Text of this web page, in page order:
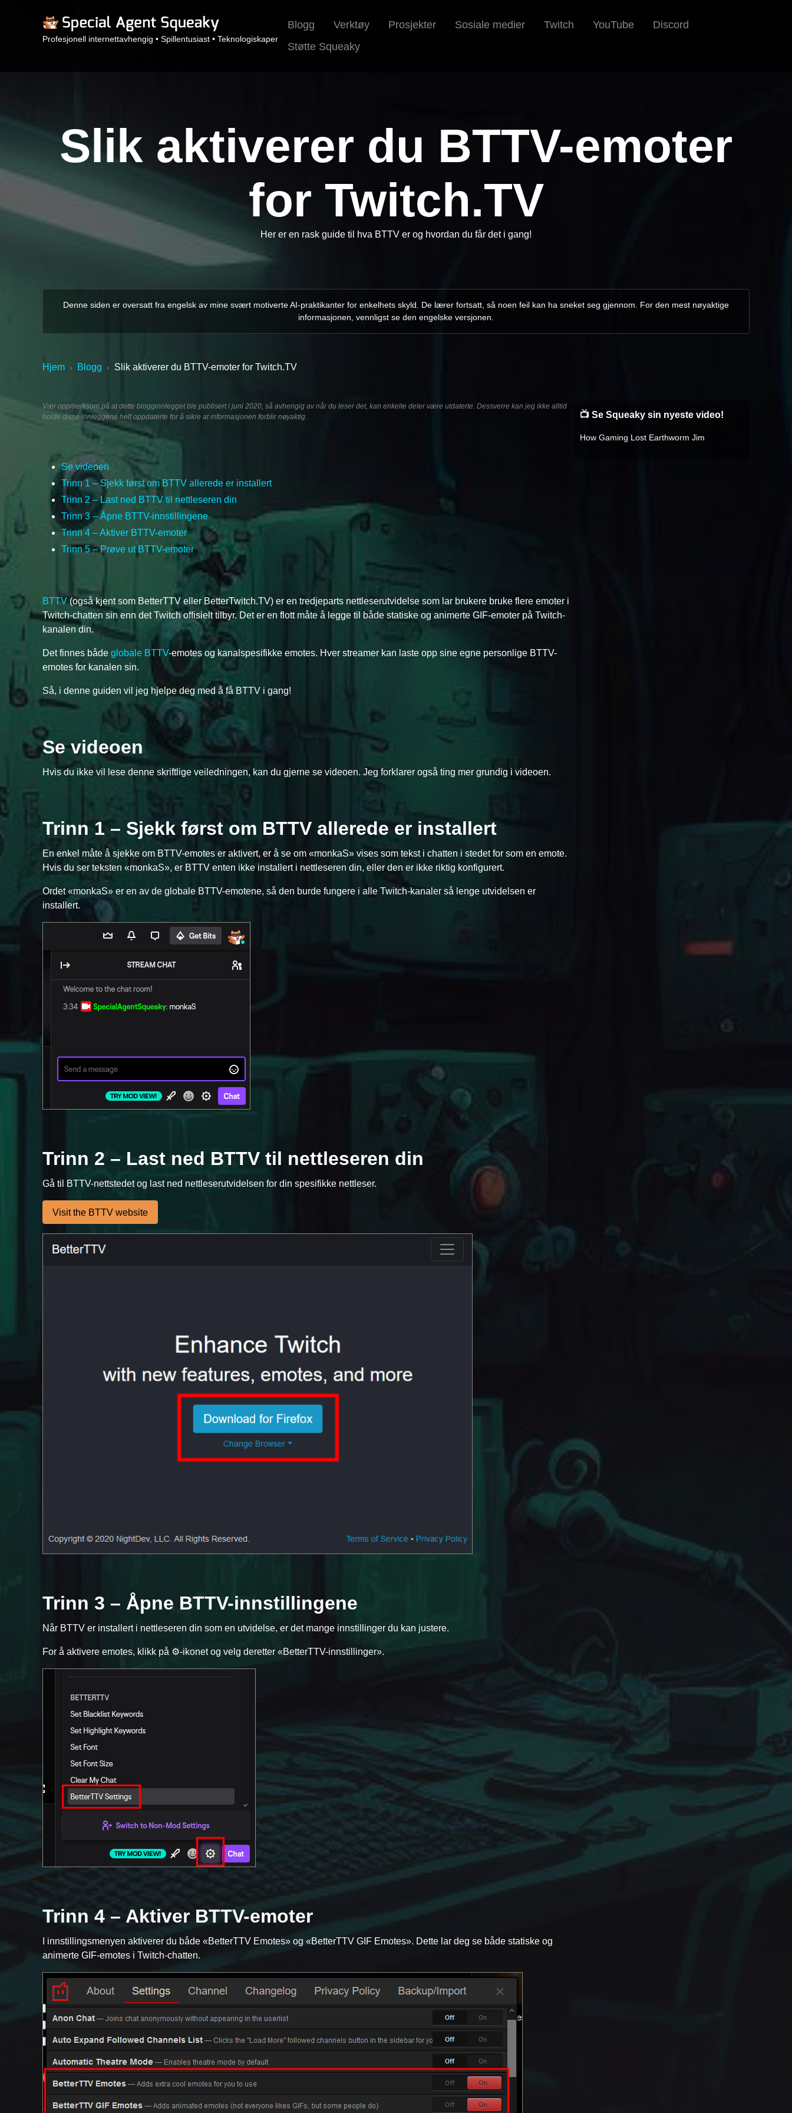
Profesjonell internettavhengig • Spillentusiast • Teknologiskaper
Blogg Verktøy Prosjekter Sosiale medier Twitch YouTube
Discord
Støtte Squeaky
Slik aktiverer du BTTV-emoter
for Twitch.TV
Her er en rask guide til hva BTTV er og hvordan du får det i gang!
Denne siden er oversatt fra engelsk av mine svært motiverte AI-praktikanter for enkelhets skyld. De lærer fortsatt, så noen feil kan ha sneket seg gjennom. For den mest nøyaktige
informasjonen, vennligst se den engelske versjonen.
Hjem › Blogg › Slik aktiverer du BTTV-emoter for Twitch.TV
Vær oppmerksom på at dette blogginnlegget ble publisert i juni 2020, så avhengig av når du leser det, kan enkelte deler være utdaterte. Dessverre kan jeg ikke alltid
holde disse innleggene helt oppdaterte for å sikre at informasjonen forblir nøyaktig.
Se videoen
Trinn 1 – Sjekk først om BTTV allerede er installert
Trinn 2 – Last ned BTTV til nettleseren din
Trinn 3 – Åpne BTTV-innstillingene
Trinn 4 – Aktiver BTTV-emoter
Trinn 5 – Prøve ut BTTV-emoter
BTTV(også kjent som BetterTTV eller BetterTwitch.TV) er en tredjeparts nettleserutvidelse som lar brukere bruke flere emoter i
Twitch-chatten sin enn det Twitch offisielt tilbyr. Det er en flott måte å legge til både statiske og animerte GIF-emoter på Twitch-
kanalen din.
Det finnes både globale BTTV-emotes og kanalspesifikke emotes. Hver streamer kan laste opp sine egne personlige BTTV-
emotes for kanalen sin.
Så, i denne guiden vil jeg hjelpe deg med å få BTTV i gang!
Se videoen
Hvis du ikke vil lese denne skriftlige veiledningen, kan du gjerne se videoen. Jeg forklarer også ting mer grundig i videoen.
Trinn 1 – Sjekk først om BTTV allerede er installert
En enkel måte å sjekke om BTTV-emotes er aktivert, er å se om «monkaS» vises som tekst i chatten i stedet for som en emote.
Hvis du ser teksten «monkaS», er BTTV enten ikke installert i nettleseren din, eller den er ikke riktig konfigurert.
Ordet «monkaS» er en av de globale BTTV-emotene, så den burde fungere i alle Twitch-kanaler så lenge utvidelsen er
installert.
Trinn 2 – Last ned BTTV til nettleseren din
Gå til BTTV-nettstedet og last ned nettleserutvidelsen for din spesifikke nettleser.
Visit the BTTV website
Trinn 3 – Åpne BTTV-innstillingene
Når BTTV er installert i nettleseren din som en utvidelse, er det mange innstillinger du kan justere.
For å aktivere emotes, klikk på ⚙️-ikonet og velg deretter «BetterTTV-innstillinger».
Trinn 4 – Aktiver BTTV-emoter
I innstillingsmenyen aktiverer du både «BetterTTV Emotes» og «BetterTTV GIF Emotes». Dette lar deg se både statiske og
animerte GIF-emotes i Twitch-chatten.
📺 Se Squeaky sin nyeste video!
How Gaming Lost Earthworm Jim